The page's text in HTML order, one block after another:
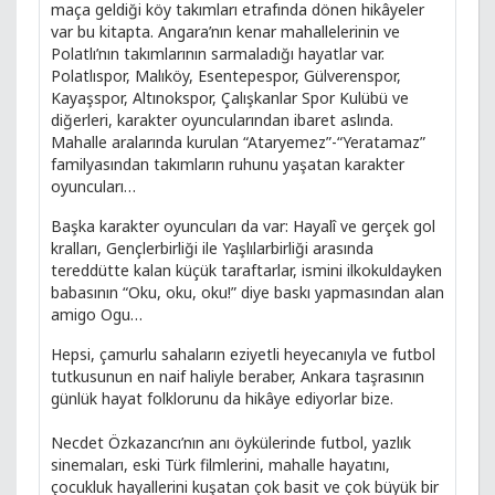
maça geldiği köy takımları etrafında dönen hikâyeler
var bu kitapta. Angara’nın kenar mahallelerinin ve
Polatlı’nın takımlarının sarmaladığı hayatlar var.
Polatlıspor, Malıköy, Esentepespor, Gülverenspor,
Kayaşspor, Altınokspor, Çalışkanlar Spor Kulübü ve
diğerleri, karakter oyuncularından ibaret aslında.
Mahalle aralarında kurulan “Ataryemez”-“Yeratamaz”
familyasından takımların ruhunu yaşatan karakter
oyuncuları…
Başka karakter oyuncuları da var: Hayalî ve gerçek gol
kralları, Gençlerbirliği ile Yaşlılarbirliği arasında
tereddütte kalan küçük taraftarlar, ismini ilkokuldayken
babasının “Oku, oku, oku!” diye baskı yapmasından alan
amigo Ogu…
Hepsi, çamurlu sahaların eziyetli heyecanıyla ve futbol
tutkusunun en naif haliyle beraber, Ankara taşrasının
günlük hayat folklorunu da hikâye ediyorlar bize.
Necdet Özkazancı’nın anı öykülerinde futbol, yazlık
sinemaları, eski Türk filmlerini, mahalle hayatını,
çocukluk hayallerini kuşatan çok basit ve çok büyük bir